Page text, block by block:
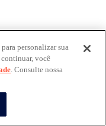
personalizar sua
você
. Consulte nossa